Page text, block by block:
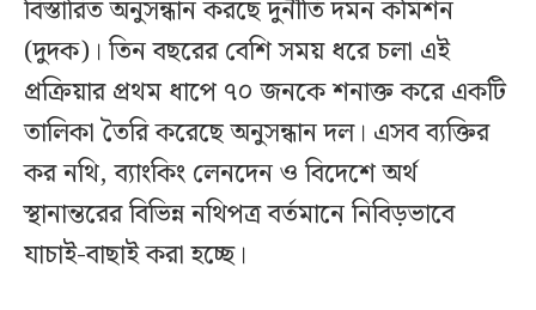
বিস্তারিত অনুসন্ধান করছে দুর্নীতি দমন কমিশন
(দুদক)। তিন বছরের বেশি সময় ধরে চলা এই
প্রক্রিয়ার প্রথম ধাপে ৭০ জনকে শনাক্ত করে একটি
তালিকা তৈরি করেছে অনুসন্ধান দল। এসব ব্যক্তির
কর নথি, ব্যাংকিং লেনদেন ও বিদেশে অর্থ
স্থানান্তরের বিভিন্ন নথিপত্র বর্তমানে নিবিড়ভাবে
যাচাই-বাছাই করা হচ্ছে।